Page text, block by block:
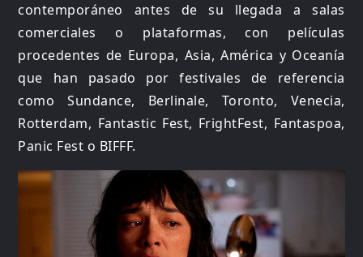
contemporáneo antes de su llegada a salas
comerciales o plataformas, con películas
procedentes de Europa, Asia, América y Oceanía
que han pasado por festivales de referencia
como Sundance, Berlinale, Toronto, Venecia,
Rotterdam, Fantastic Fest, FrightFest, Fantaspoa,
Panic Fest o BIFFF.